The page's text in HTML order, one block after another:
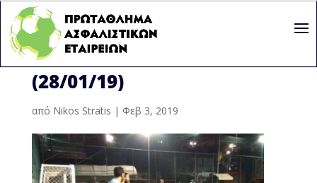
11Η ΑΓΩΝΙΣΤΙΚΉ
(28/01/19)
από Nikos Stratis | Φεβ 3, 2019